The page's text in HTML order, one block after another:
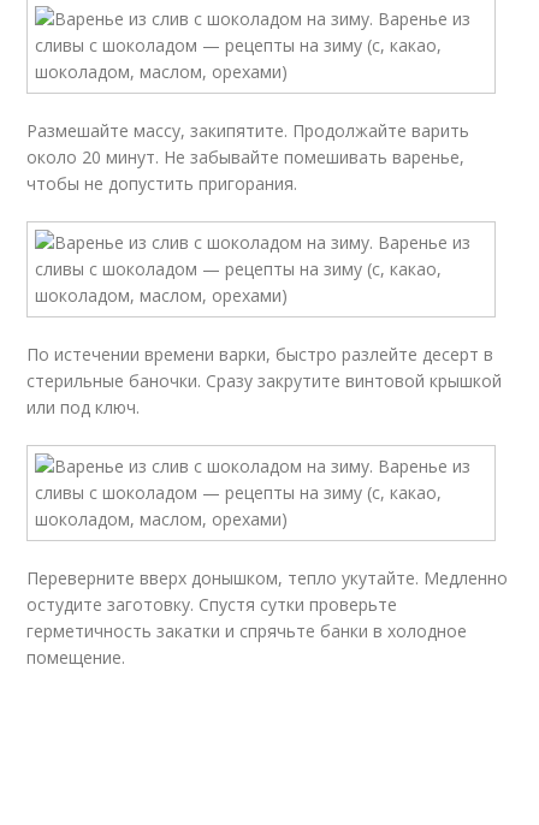
Размешайте массу, закипятите. Продолжайте варить
около 20 минут. Не забывайте помешивать варенье,
чтобы не допустить пригорания.
По истечении времени варки, быстро разлейте десерт в
стерильные баночки. Сразу закрутите винтовой крышкой
или под ключ.
Переверните вверх донышком, тепло укутайте. Медленно
остудите заготовку. Спустя сутки проверьте
герметичность закатки и спрячьте банки в холодное
помещение.